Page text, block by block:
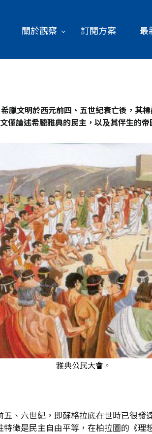
關於觀察 訂閱方案 最
臘文明於西元前四、五世紀衰亡後，其
論述希臘雅典的民主，以及其伴生的
、六世紀，即蘇格拉底在世時已很
徵是民主自由平等，在柏拉圖的《